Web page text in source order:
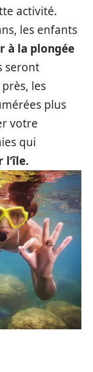
activité.
les enfants
à la plongée
seront
les
plus
votre
qui
l’île.